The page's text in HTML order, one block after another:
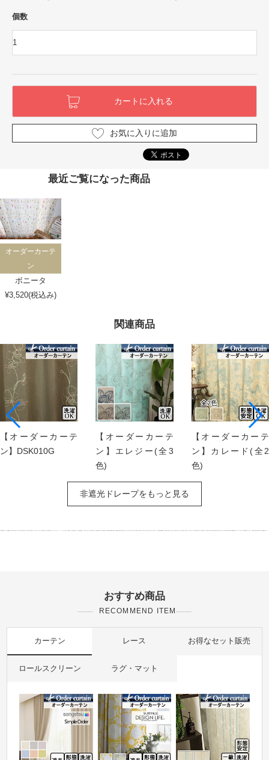
個数
お気に入りに追加
関連商品
【オーダーカーテ
ン】DSK010G
【オーダーカーテ
ン】エレジー(全3
色)
【オーダーカーテ
ン】カレード(全2
色)
非遮光ドレープをもっと見る
最近ご覧になった商品
オーダーカーテ
ン
ボニータ
¥3,520(税込み)
おすすめ商品
RECOMMEND ITEM
カーテン レース お得なセット販売
ロールスクリーン ラグ・マット